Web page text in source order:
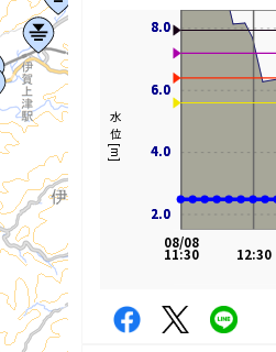
2.0
4.0
6.0
8.0
水位[m]
2.0
4.0
6.0
8.0
12:30
08/08
11:30